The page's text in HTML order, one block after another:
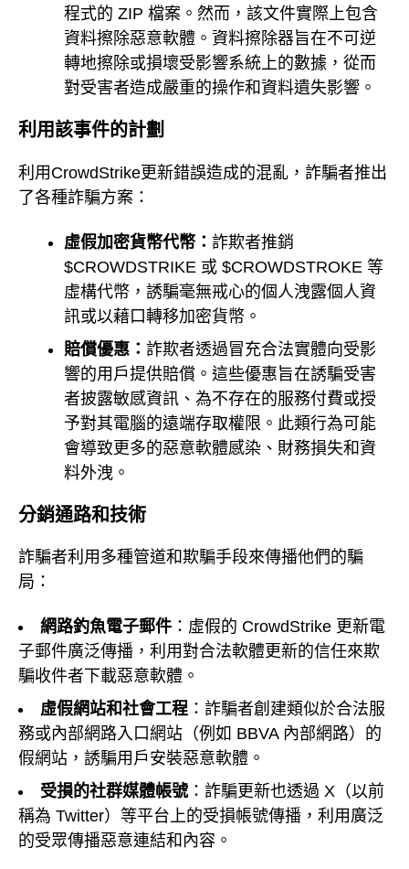
程式的 ZIP 檔案。然而，該文件實際上包含
資料擦除惡意軟體。資料擦除器旨在不可逆
轉地擦除或損壞受影響系統上的數據，從而
對受害者造成嚴重的操作和資料遺失影響。
利用該事件的計劃
利用CrowdStrike更新錯誤造成的混亂，詐騙者推出
了各種詐騙方案：
虛假加密貨幣代幣： 詐欺者推銷
$CROWDSTRIKE 或 $CROWDSTROKE 等
虛構代幣，誘騙毫無戒心的個人洩露個人資
訊或以藉口轉移加密貨幣。
賠償優惠： 詐欺者透過冒充合法實體向受影
響的用戶提供賠償。這些優惠旨在誘騙受害
者披露敏感資訊、為不存在的服務付費或授
予對其電腦的遠端存取權限。此類行為可能
會導致更多的惡意軟體感染、財務損失和資
料外洩。
分銷通路和技術
詐騙者利用多種管道和欺騙手段來傳播他們的騙
局：
網路釣魚電子郵件 ：虛假的 CrowdStrike 更新電
子郵件廣泛傳播，利用對合法軟體更新的信任來欺
騙收件者下載惡意軟體。
虛假網站和社會工程 ：詐騙者創建類似於合法服
務或內部網路入口網站（例如 BBVA 內部網路）的
假網站，誘騙用戶安裝惡意軟體。
受損的社群媒體帳號：詐騙更新也透過 X（以前
稱為 Twitter）等平台上的受損帳號傳播，利用廣泛
的受眾傳播惡意連結和內容。